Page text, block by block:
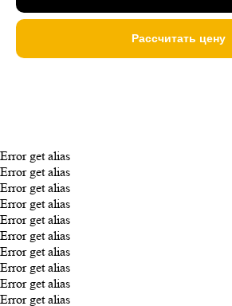
Рассчитать цену
Error get alias
Error get alias
Error get alias
Error get alias
Error get alias
Error get alias
Error get alias
Error get alias
Error get alias
Error get alias